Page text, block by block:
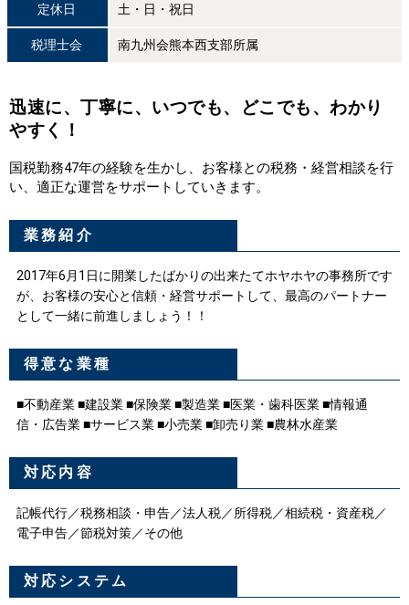
定休日 土・日・祝日
税理士会 南九州会熊本西支部所属
迅速に、丁寧に、いつでも、どこでも、わかり
やすく！
国税勤務47年の経験を生かし、お客様との税務・経営相談を行
い、適正な運営をサポートしていきます。
業務紹介
2017年6月1日に開業したばかりの出来たてホヤホヤの事務所です
が、お客様の安心と信頼・経営サポートして、最高のパートナー
として一緒に前進しましょう！！
得意な業種
■不動産業 ■建設業 ■保険業 ■製造業 ■医業・歯科医業 ■情報通
信・広告業 ■サービス業 ■小売業 ■卸売り業 ■農林水産業
対応内容
記帳代行／税務相談・申告／法人税／所得税／相続税・資産税／
電子申告／節税対策／その他
対応システム